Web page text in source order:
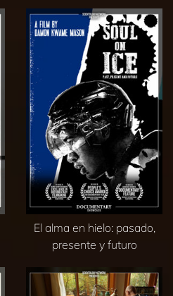
El alma en hielo: pasado,
presente y futuro